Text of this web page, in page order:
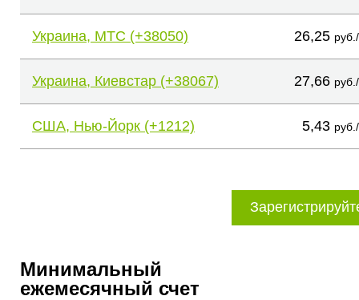
Украина, МТС (+38050) 26,25
Украина, Киевстар (+38067) 27,66
США, Нью-Йорк (+1212) 5,43
Минимальный
ежемесячный счет